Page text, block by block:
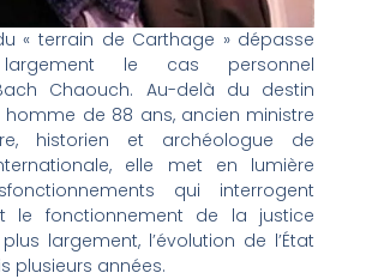
« terrain de Carthage » dépasse
largement le cas personnel
Chaouch. Au-delà du destin
homme de 88 ans, ancien ministre
historien et archéologue de
elle met en lumière
qui interrogent
le fonctionnement de la justice
largement, l’évolution de l’État
plusieurs années.